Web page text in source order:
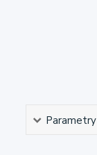
Parametry